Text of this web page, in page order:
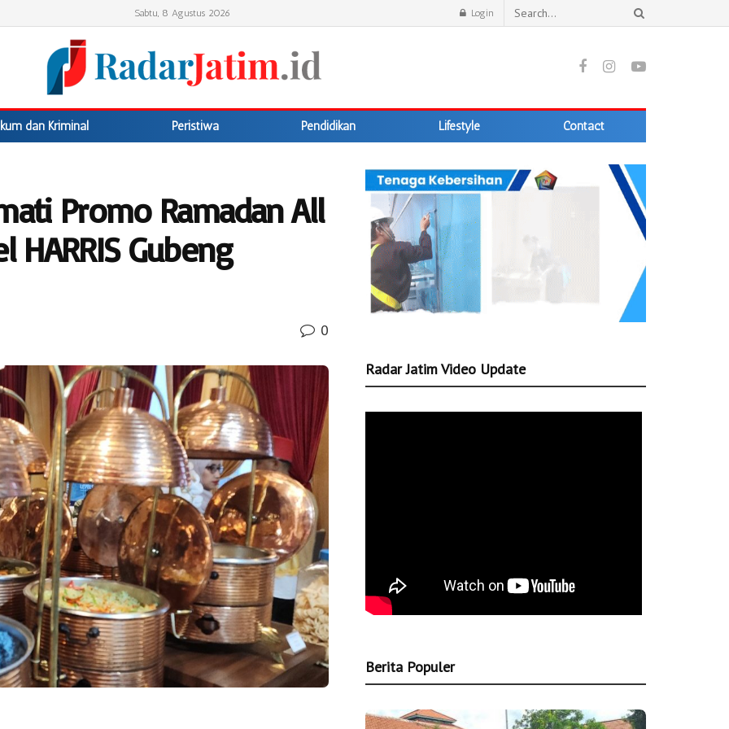
Sabtu, 8 Agustus 2026 Login
dan Kriminal Peristiwa Pendidikan Lifestyle Contact
Promo Ramadan All
HARRIS Gubeng
0
Radar Jatim Video Update
Berita Populer